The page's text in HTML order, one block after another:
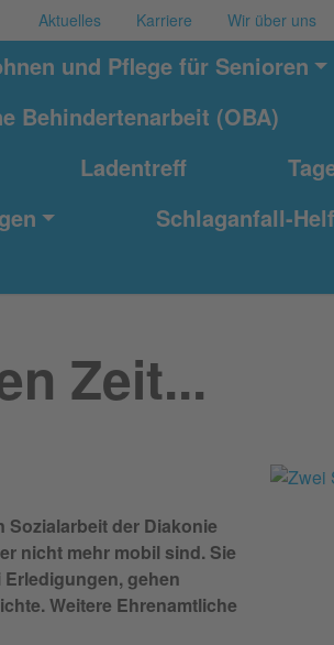
Aktuelles Karriere Wir über uns
und Pflege für Senioren
Behindertenarbeit (OBA)
Ladentreff
Schlaganfall-
Zeit...
der Diakonie
nicht mehr mobil sind. Sie
gehen
Weitere Ehrenamtliche